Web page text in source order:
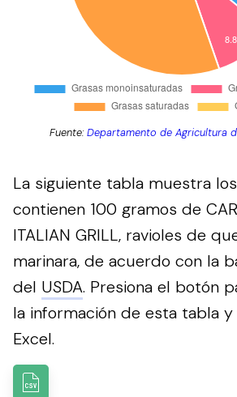
Fuente:Departamento de Agricultura de
La siguiente tabla muestra
contienen 100 gramos de
ITALIAN GRILL, ravioles de
marinara, de acuerdo con la
del USDA. Presiona el botón
la información de esta tabla
Excel.